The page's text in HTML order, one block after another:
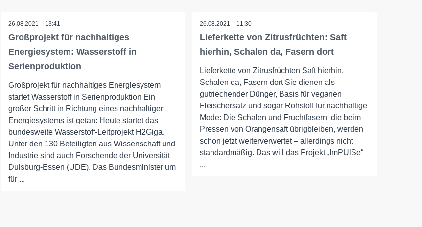
26.08.2021 – 13:41
Großprojekt für nachhaltiges
Energiesystem: Wasserstoff in
Serienproduktion
Großprojekt für nachhaltiges Energiesystem
startet Wasserstoff in Serienproduktion Ein
großer Schritt in Richtung eines nachhaltigen
Energiesystems ist getan: Heute startet das
bundesweite Wasserstoff-Leitprojekt H2Giga.
Unter den 130 Beteiligten aus Wissenschaft und
Industrie sind auch Forschende der Universität
Duisburg-Essen (UDE). Das Bundesministerium
für ...
26.08.2021 – 11:30
Lieferkette von Zitrusfrüchten: Saft
hierhin, Schalen da, Fasern dort
Lieferkette von Zitrusfrüchten Saft hierhin,
Schalen da, Fasern dort Sie dienen als
gutriechender Dünger, Basis für veganen
Fleischersatz und sogar Rohstoff für nachhaltige
Mode: Die Schalen und Fruchtfasern, die beim
Pressen von Orangensaft übrigbleiben, werden
schon jetzt weiterverwertet – allerdings nicht
standardmäßig. Das will das Projekt „ImPUlSe“
...